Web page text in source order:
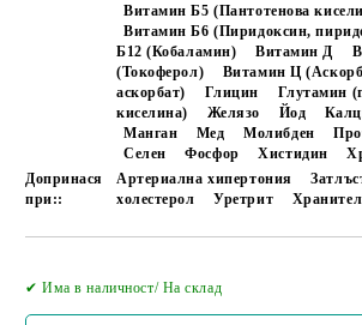
Витамин Б5 (Пантотенова
Витамин Б6 (Пиридоксин,
Б12 (Кобаламин)
Витамин Д
(Токоферол)
Витамин Ц
аскорбат)
Глицин
Глутамин
киселина)
Желязо Йод
Манган
Мед Молибден
Селен
Фосфор Хистидин
Допринася
при::
Артериална хипертония
холестерол
Уретрит
✔ Има в наличност/ На склад